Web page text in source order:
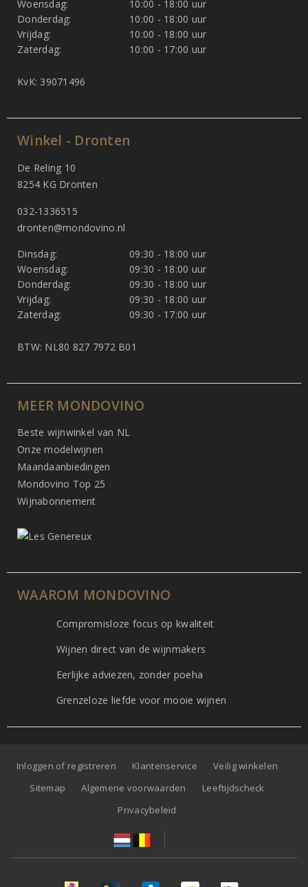
Woensdag:
10:00 - 18:00 uur
Donderdag:
10:00 - 18:00 uur
Vrijdag:
10:00 - 18:00 uur
Zaterdag:
10:00 - 17:00 uur
KvK: 39071496
Winkel - Dronten
De Reling 10
8254 KG Dronten
032-1336515
dronten@mondovino.nl
Dinsdag:
09:30 - 18:00 uur
Woensdag:
09:30 - 18:00 uur
Donderdag:
09:30 - 18:00 uur
Vrijdag:
09:30 - 18:00 uur
Zaterdag:
09:30 - 17:00 uur
BTW: NL80 827 7972 B01
MEER MONDOVINO
Beste wijnwinkel van NL
Onze modelwijnen
Maandaanbiedingen
Mondovino Top 25
Wijnabonnement
WAAROM MONDOVINO
Compromisloze focus op kwaliteit
Wijnen direct van de wijnmakers
Eerlijke adviezen, zonder poeha
Grenzeloze liefde voor mooie wijnen
Inloggen of registreren Klantenservice
Veilig winkelen
Sitemap
Algemene voorwaarden
Leeftijdscheck
Privacybeleid